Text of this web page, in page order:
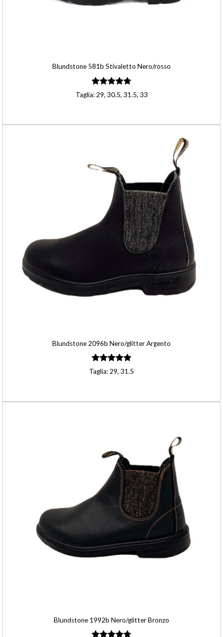
Blundstone 581b Stivaletto Nero/rosso
Valutato
4.75 su 5
Taglia: 29, 30.5, 31.5, 33
Blundstone 2096b Nero/glitter Argento
Valutato
4.90
su 5
Taglia: 29, 31.5
Blundstone 1992b Nero/glitter Bronzo